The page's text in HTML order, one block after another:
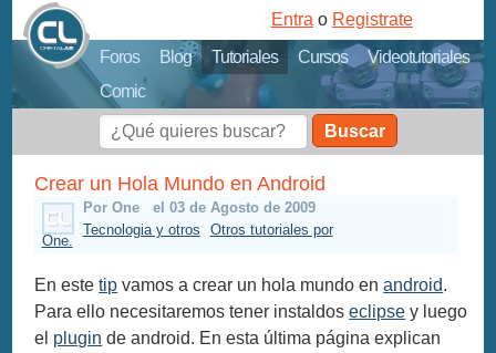
Foros Blog Tutoriales Cursos
Videotutoriales
Comic
Entra o Registrate
Buscar
Crear un Hola Mundo en Android
Por One
el 03 de Agosto de 2009
Tecnologia y otros
Otros tutoriales por
One.
En estetip vamos a crear un hola mundo enandroid.
Para ello necesitaremos tener instaldoseclipse y luego
el plugin de android. En esta última página explican